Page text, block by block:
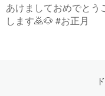
あけましておめでと
します🙇🐶 #お正月